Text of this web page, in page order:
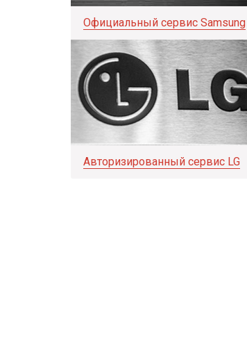
Официальный сервис Samsung
Авторизированный сервис LG